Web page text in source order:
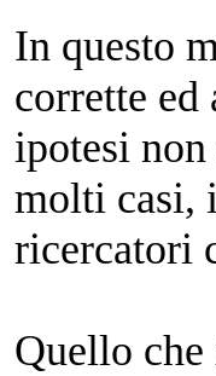
In questo
corrette
ipotesi non
molti casi,
ricercatori
Quello